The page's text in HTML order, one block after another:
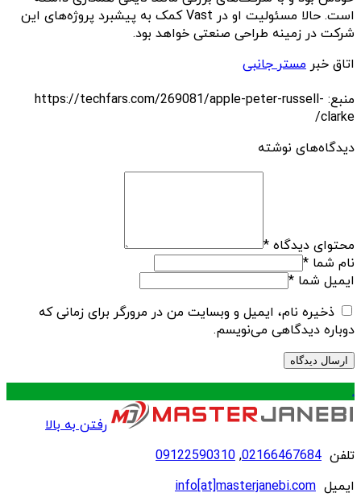
است. حالا مسئولیت او در Vast کمک به پیشبرد پروژه‌های این
شرکت در زمینه طراحی صنعتی خواهد بود.
اتاق خبر مستر جانبی
منبع: https://techfars.com/269081/apple-peter-russell-
clarke/
دیدگاه‌های نوشته
محتوای دیدگاه *
نام شما *
ایمیل شما *
ذخیره نام، ایمیل و وبسایت من در مرورگر برای زمانی که
دوباره دیدگاهی می‌نویسم.
.
رفتن به بالا
تلفن 02166467684
,
09122590310
ایمیل info[at]masterjanebi.com